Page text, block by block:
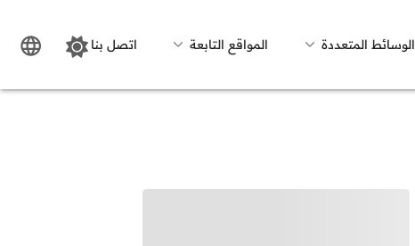
الوسائط المتعددة المواقع التابعة اتصل بنا